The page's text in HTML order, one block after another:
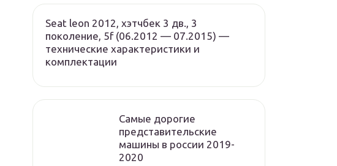
Seat leon 2012, хэтчбек 3 дв., 3
поколение, 5f (06.2012 — 07.2015) —
технические характеристики и
комплектации
Cамые дорогие
представительские
машины в россии 2019-
2020